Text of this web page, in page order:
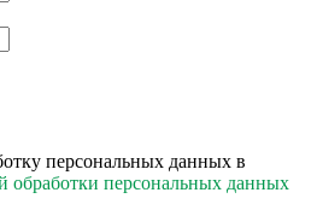
персональных данных в
обработки персональных данных